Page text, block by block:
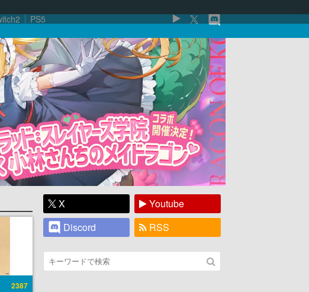
PS5
2387
X
Youtube
Discord
RSS